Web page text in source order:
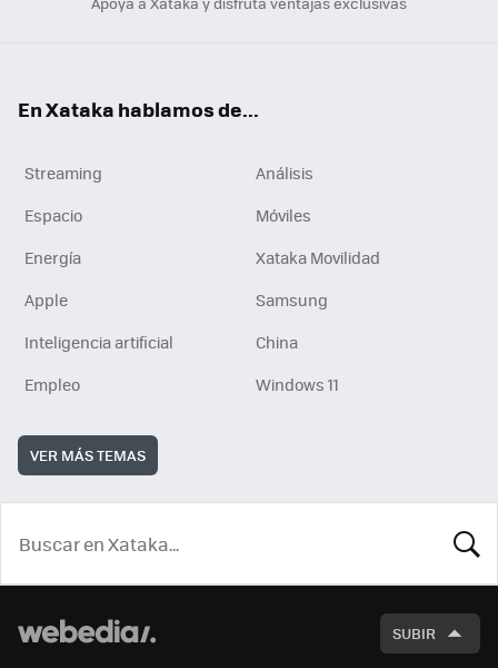
En Xataka hablamos de...
Streaming
Análisis
Espacio
Móviles
Energía
Xataka Movilidad
Apple
Samsung
Inteligencia artificial
China
Empleo
Windows 11
VER MÁS TEMAS
SUBIR